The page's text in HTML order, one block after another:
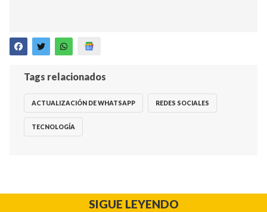
Tags relacionados
ACTUALIZACIÓN DE WHATSAPP REDES SOCIALES
TECNOLOGÍA
SIGUE LEYENDO